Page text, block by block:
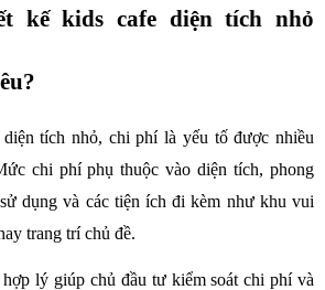
kế kids cafe diện tích nhỏ
tích nhỏ, chi phí là yếu tố được nhiều
chi phí phụ thuộc vào diện tích, phong
dụng và các tiện ích đi kèm như khu vui
trang trí chủ đề.
lý giúp chủ đầu tư kiểm soát chi phí và